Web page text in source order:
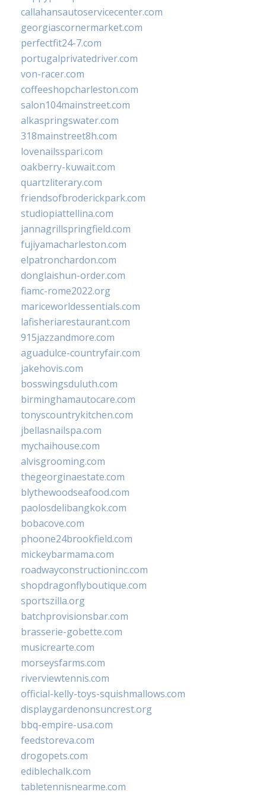
callahansautoservicecenter.com
georgiascornermarket.com
perfectfit24-7.com
portugalprivatedriver.com
von-racer.com
coffeeshopcharleston.com
salon104mainstreet.com
alkaspringswater.com
318mainstreet8h.com
lovenailsspari.com
oakberry-kuwait.com
quartzliterary.com
friendsofbroderickpark.com
studiopiattellina.com
jannagrillspringfield.com
fujiyamacharleston.com
elpatronchardon.com
donglaishun-order.com
fiamc-rome2022.org
mariceworldessentials.com
lafisheriarestaurant.com
915jazzandmore.com
aguadulce-countryfair.com
jakehovis.com
bosswingsduluth.com
birminghamautocare.com
tonyscountrykitchen.com
jbellasnailspa.com
mychaihouse.com
alvisgrooming.com
thegeorginaestate.com
blythewoodseafood.com
paolosdelibangkok.com
bobacove.com
phoone24brookfield.com
mickeybarmama.com
roadwayconstructioninc.com
shopdragonflyboutique.com
sportszilla.org
batchprovisionsbar.com
brasserie-gobette.com
musicrearte.com
morseysfarms.com
riverviewtennis.com
official-kelly-toys-squishmallows.com
displaygardenonsuncrest.org
bbq-empire-usa.com
feedstoreva.com
drogopets.com
ediblechalk.com
tabletennisnearme.com